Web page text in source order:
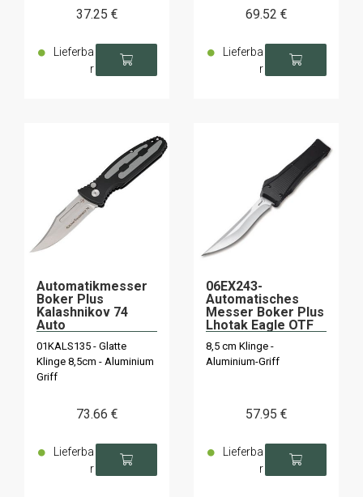
37.25 €
Lieferba
r
69.52 €
Lieferba
r
Automatikmesser
Boker Plus
Kalashnikov 74
Auto
01KALS135 - Glatte
Klinge 8,5cm - Aluminium
Griff
73.66 €
Lieferba
r
06EX243-
Automatisches
Messer Boker Plus
Lhotak Eagle OTF
8,5 cm Klinge -
Aluminium-Griff
57.95 €
Lieferba
r